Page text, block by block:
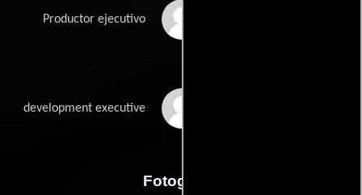
Productor ejecutivo
development executive
Fotografia